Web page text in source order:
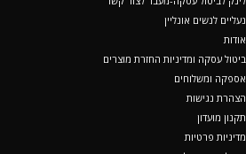
נעליים לנשים אונליין
אודות
ביטול עסקה ומדיניות החזרת מוצרים
אספקה ומשלוחים
הצהרת נגישות
תקנון מועדון
מדיניות פרטיות